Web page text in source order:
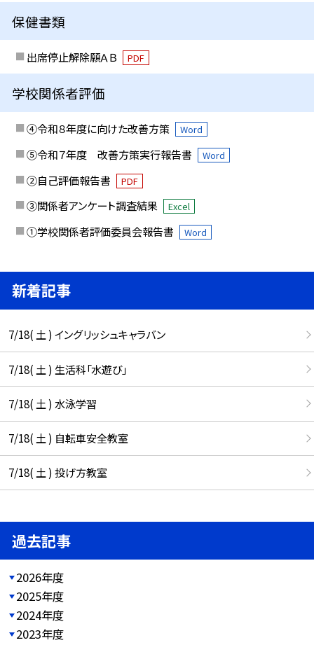
保健書類
出席停止解除願ＡＢ PDF
学校関係者評価
④令和８年度に向けた改善方策 Word
⑤令和７年度 改善方策実行報告書 Word
②自己評価報告書 PDF
③関係者アンケート調査結果 Excel
①学校関係者評価委員会報告書 Word
新着記事
7/18( 土 ) イングリッシュキャラバン
7/18( 土 ) 生活科「水遊び」
7/18( 土 ) 水泳学習
7/18( 土 ) 自転車安全教室
7/18( 土 ) 投げ方教室
過去記事
2026年度
2025年度
2024年度
2023年度